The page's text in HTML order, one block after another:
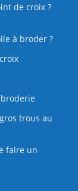
de croix ?
à broder ?
trous au
faire un